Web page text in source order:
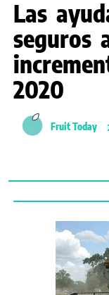
Las
seguros
2020
Fruit Today